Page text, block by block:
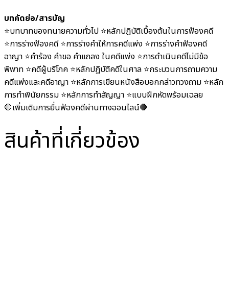
บทคัดย่อ/สารบัญ
⭐️บทบาทของทนายความทั่วไป ⭐️หลักปฏิบัติเบื้องต้นในการฟ้องคดี
⭐️การร่างฟ้องคดี ⭐️การร่างคำให้การคดีแพ่ง ⭐️การร่างคำฟ้องคดี
อาญา ⭐️คำร้อง คำขอ คำแถลง ในคดีแพ่ง ⭐️การดำเนินคดีไม่มีข้อ
พิพาท ⭐️คดีผู้บริโภค ⭐️หลักปฏิบัติคดีในศาล ⭐️กระบวนการถามความ
คดีแพ่งและคดีอาญา ⭐️หลักการเขียนหนังสือบอกกล่าวทวงถาม ⭐️หลัก
การทำพินัยกรรม ⭐️หลักการทำสัญญา ⭐️แบบฝึกหัดพร้อมเฉลย
🛑เพิ่มเติมการยื่นฟ้องคดีผ่านทางออนไลน์🛑
สินค้าที่เกี่ยวข้อง